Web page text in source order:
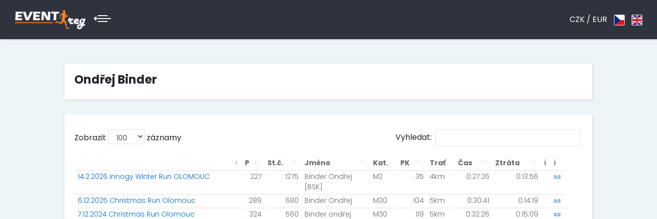
CZK / EUR
Ondřej Binder
Zobrazit záznamy Vyhledat:
P St.č. Jméno Kat. PK Trať Čas Ztráta ℹ
ℹ
14.2.2026 innogy Winter Run OLOMOUC
227 1275
Binder Ondřej
[BSK]
M2 35 4km 0:27:26 0:13:56 📜
6.12.2025 Christmas Run Olomouc 289 680 Binder Ondřej M30 104 5km 0:30:41 0:14:19
📜
7.12.2024 Christmas Run Olomouc
324 560 Binder ondřej M30 119 5km 0:32:26 0:15:09
📜